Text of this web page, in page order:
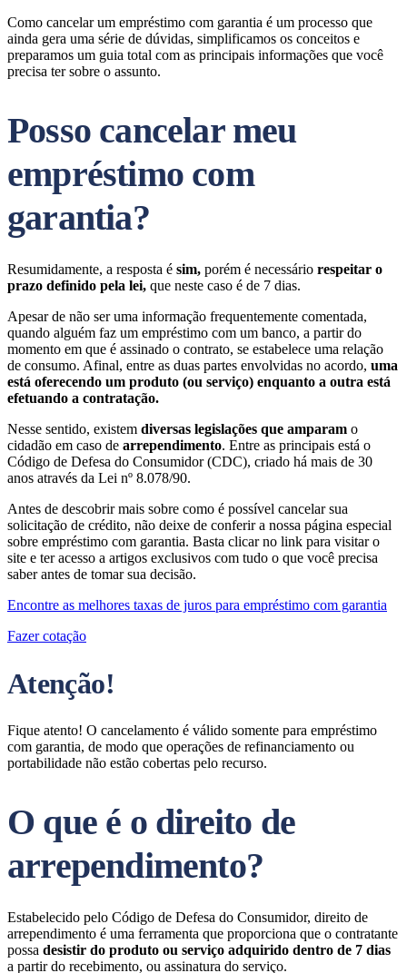
Como cancelar um empréstimo com garantia é um processo que
ainda gera uma série de dúvidas, simplificamos os conceitos e
preparamos um guia total com as principais informações que você
precisa ter sobre o assunto.
Posso cancelar meu
empréstimo com
garantia?
Resumidamente, a resposta é sim, porém é necessário respeitar o
prazo definido pela lei, que neste caso é de 7 dias.
Apesar de não ser uma informação frequentemente comentada,
quando alguém faz um empréstimo com um banco, a partir do
momento em que é assinado o contrato, se estabelece uma relação
de consumo. Afinal, entre as duas partes envolvidas no acordo, uma
está oferecendo um produto (ou serviço) enquanto a outra está
efetuando a contratação.
Nesse sentido, existem diversas legislações que amparam o
cidadão em caso de arrependimento. Entre as principais está o
Código de Defesa do Consumidor (CDC), criado há mais de 30
anos através da Lei nº 8.078/90.
Antes de descobrir mais sobre como é possível cancelar sua
solicitação de crédito, não deixe de conferir a nossa página especial
sobre empréstimo com garantia. Basta clicar no link para visitar o
site e ter acesso a artigos exclusivos com tudo o que você precisa
saber antes de tomar sua decisão.
Encontre as melhores taxas de juros para empréstimo com garantia
Fazer cotação
Atenção!
Fique atento! O cancelamento é válido somente para empréstimo
com garantia, de modo que operações de refinanciamento ou
portabilidade não estão cobertas pelo recurso.
O que é o direito de
arrependimento?
Estabelecido pelo Código de Defesa do Consumidor, direito de
arrependimento é uma ferramenta que proporciona que o contratante
possa desistir do produto ou serviço adquirido dentro de 7 dias
a partir do recebimento, ou assinatura do serviço.